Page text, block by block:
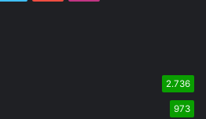
2.736
973